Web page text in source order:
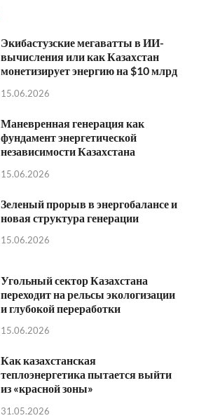
Экибастузские мегаватты в ИИ-
вычисления или как Казахстан
монетизирует энергию на $10 млрд
15.06.2026
Маневренная генерация как
фундамент энергетической
независимости Казахстана
15.06.2026
Зеленый прорыв в энергобалансе и
новая структура генерации
15.06.2026
Угольный сектор Казахстана
переходит на рельсы экологизации
и глубокой переработки
15.06.2026
Как казахстанская
теплоэнергетика пытается выйти
из «красной зоны»
31.05.2026